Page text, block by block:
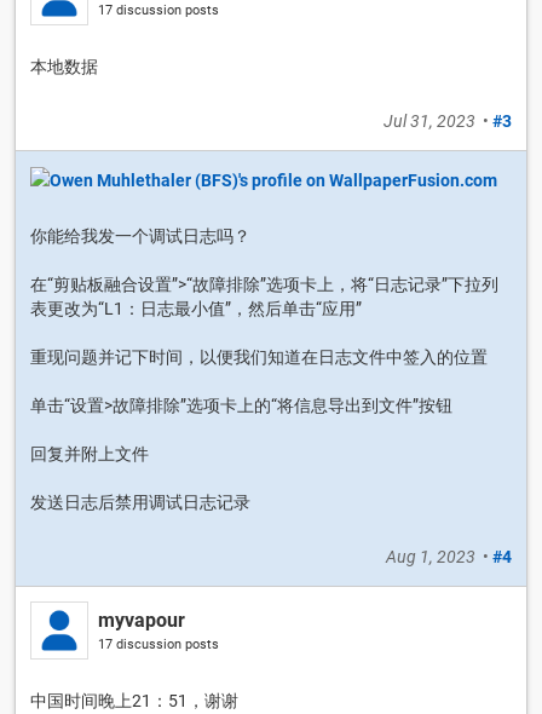
17 discussion posts
本地数据
Jul 31, 2023 • #3
你能给我发一个调试日志吗？
在“剪贴板融合设置”>“故障排除”选项卡上，将“日志记录”下拉列
表更改为“L1：日志最小值”，然后单击“应用”
重现问题并记下时间，以便我们知道在日志文件中签入的位置
单击“设置>故障排除”选项卡上的“将信息导出到文件”按钮
回复并附上文件
发送日志后禁用调试日志记录
Aug 1, 2023 • #4
myvapour
17 discussion posts
中国时间晚上21：51，谢谢